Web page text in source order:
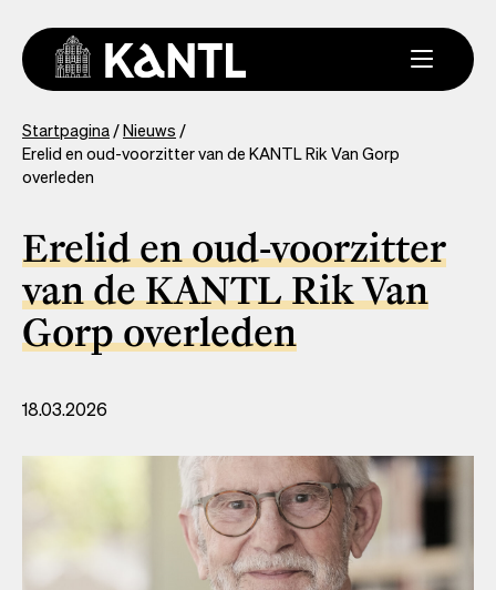
naar
inhoud
gaan
You
are
here
Startpagina Nieuws
Erelid en oud-voorzitter van de KANTL Rik Van Gorp
overleden
Erelid en oud-voorzitter
van de KANTL Rik Van
Gorp overleden
18.03.2026